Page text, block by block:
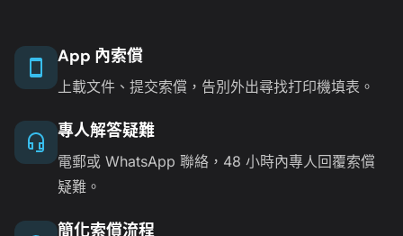
App 內索償
上載文件、提交索償，告別外出尋找打印機填表。
專人解答疑難
電郵或 WhatsApp 聯絡，48 小時內專人回覆索償
疑難。
簡化索償流程